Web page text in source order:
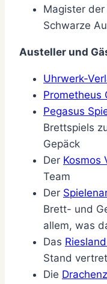
Magister
Schwarze
Austeller und
Uhrwerk-
Prometheus
Pegasus
Brettspiels
Gepäck
Der Kosmos
Team
Der
Brett- und
allem, was
Das
Stand
Die